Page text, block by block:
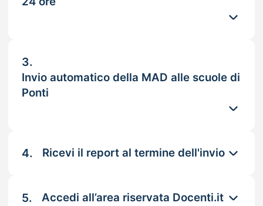
3.
Invio automatico della MAD alle scuole di
Ponti
4. Ricevi il report al termine dell'invio
5. Accedi all’area riservata Docenti.it